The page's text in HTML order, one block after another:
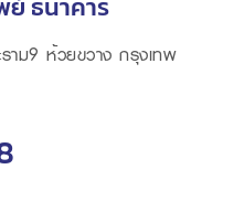
ธนาคาร
ม9 ห้วยขวาง กรุงเทพ